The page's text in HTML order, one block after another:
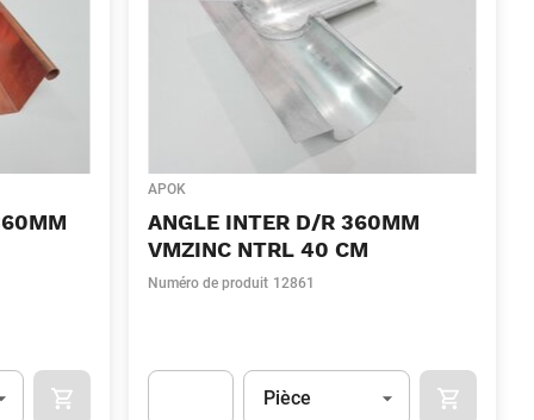
APOK.CATEGORY.PRODUCTS.CART.ADDTOCART
APOK
ANGLE INTER D/R 360MM
VMZINC NTRL 40 CM
Numéro de produit 12861
Unité
Pièce